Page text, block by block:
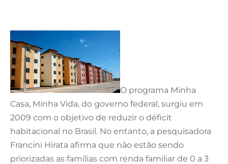
O programa Minha
Casa, Minha Vida, do governo federal, surgiu em
2009 com o objetivo de reduzir o déficit
habitacional no Brasil. No entanto, a pesquisadora
Francini Hirata afirma que não estão sendo
priorizadas as famílias com renda familiar de 0 a 3